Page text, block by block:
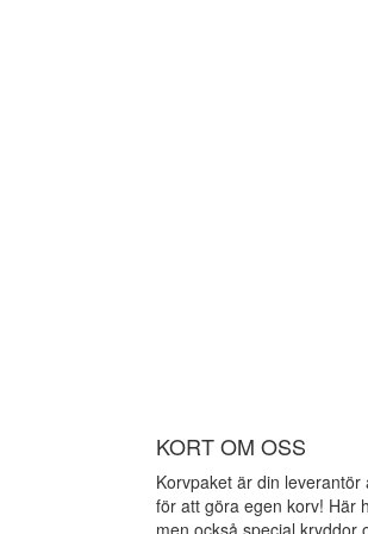
KORT OM OSS
Korvpaket är din
för att göra egen korv! Här
men också special kryddor